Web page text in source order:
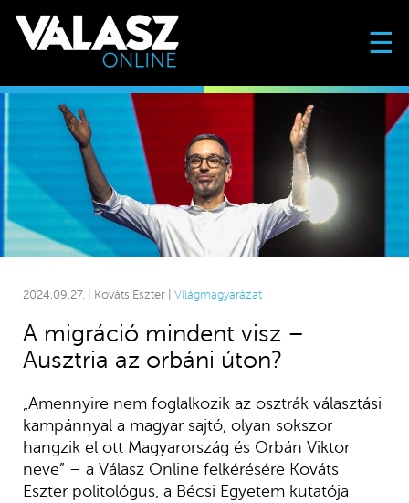
☰
2024.09.27. | Kováts Eszter | Világmagyarázat
A migráció mindent visz –
Ausztria az orbáni úton?
„Amennyire nem foglalkozik az osztrák választási
kampánnyal a magyar sajtó, olyan sokszor
hangzik el ott Magyarország és Orbán Viktor
neve” – a Válasz Online felkérésére Kováts
Eszter politológus, a Bécsi Egyetem kutatója